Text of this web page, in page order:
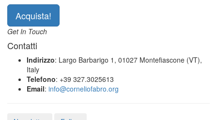
Acquista!
Get In Touch
Contatti
Indirizzo: Largo Barbarigo 1, 01027 Montefiascone (VT),
Italy
Telefono: +39 327.3025613
Email: info@corneliofabro.org